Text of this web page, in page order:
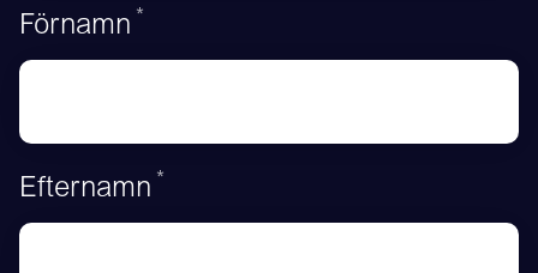
Förnamn *
Efternamn *